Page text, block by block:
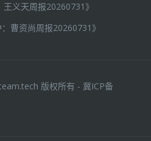
王义天周报20260731》
曹资尚周报20260731》
版权所有 - 冀ICP备